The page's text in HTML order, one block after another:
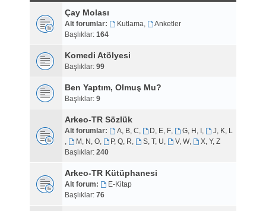
Çay Molası
Alt forumlar: Kutlama,
Anketler
Başlıklar: 164
Komedi Atölyesi
Başlıklar: 99
Ben Yaptım, Olmuş Mu?
Başlıklar: 9
Arkeo-TR Sözlük
Alt forumlar: A, B, C, D, E, F, G, H, I ,
J, K, L
,
M, N, O, P, Q, R, S, T, U, V, W,
X, Y, Z
Başlıklar: 240
Arkeo-TR Kütüphanesi
Alt forum:
E-Kitap
Başlıklar: 76